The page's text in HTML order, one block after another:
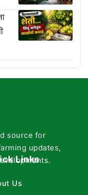
source for
updates,
Links
Us